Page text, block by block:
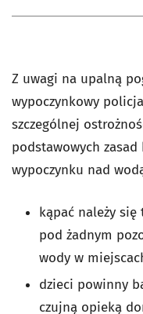
Z uwagi na upalną
wypoczynkowy
szczególnej
podstawowych
wypoczynku nad
kąpać należy
pod żadnym
wody w
dzieci powinny
czujną opieką